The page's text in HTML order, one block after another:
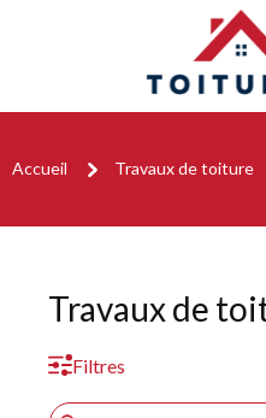
Accueil Travaux de toiture
Travaux de
Filtres